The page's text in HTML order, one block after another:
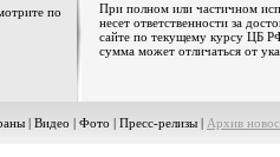
по
При полном или частичном
несет ответственности за
сайте по текущему курсу ЦБ
сумма может отличаться от
| Видео | Фото | Пресс-релизы | Архив